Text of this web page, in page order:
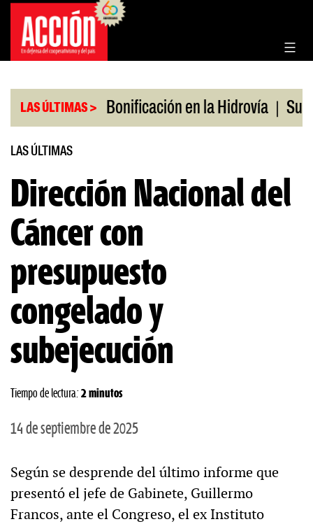
Saltar
contenido
LAS ÚLTIMAS >
en julio | Bonificación en la Hidrovía |
LAS ÚLTIMAS
Dirección Nacional del
Cáncer con
presupuesto
congelado y
subejecución
Tiempo de lectura: 2 minutos
14 de septiembre de 2025
Según se desprende del último informe que
presentó el jefe de Gabinete, Guillermo
Francos, ante el Congreso, el ex Instituto